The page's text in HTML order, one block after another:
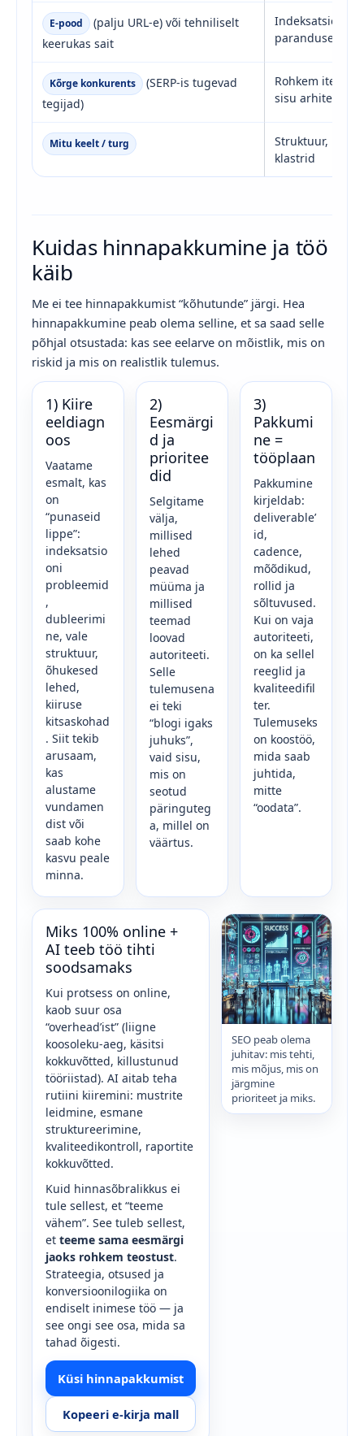
E-pood
(palju URL-e) või tehniliselt
keerukas sait
Indeksatsioon,
parandused
Kõrge konkurents
(SERP-is tugevad
tegijad)
Rohkem
sisu arhitektuur
Mitu keelt / turg
Struktuur,
klastrid
Kuidas hinnapakkumine ja töö
käib
Me ei tee hinnapakkumist “kõhutunde” järgi. Hea
hinnapakkumine peab olema selline, et sa saad selle
põhjal otsustada: kas see eelarve on mõistlik, mis on
riskid ja mis on realistlik tulemus.
1) Kiire
eeldiagn
oos
Vaatame
esmalt, kas
on
“punaseid
lippe”:
indeksatsio
oni
probleemid
,
dubleerimi
ne, vale
struktuur,
õhukesed
lehed,
kiiruse
kitsaskohad
. Siit tekib
arusaam,
kas
alustame
vundamen
dist või
saab kohe
kasvu peale
minna.
2)
Eesmärgi
d ja
prioritee
did
Selgitame
välja,
millised
lehed
peavad
müüma ja
millised
teemad
loovad
autoriteeti.
Selle
tulemusena
ei teki
“blogi igaks
juhuks”,
vaid sisu,
mis on
seotud
päringuteg
a, millel on
väärtus.
3)
Pakkumi
ne =
tööplaan
Pakkumine
kirjeldab:
deliverable’
id,
cadence,
mõõdikud,
rollid ja
sõltuvused.
Kui on vaja
autoriteeti,
on ka sellel
reeglid ja
kvaliteedifil
ter.
Tulemuseks
on koostöö,
mida saab
juhtida,
mitte
“oodata”.
Miks 100% online +
AI teeb töö tihti
soodsamaks
Kui protsess on online,
kaob suur osa
“overhead’ist” (liigne
koosoleku-aeg, käsitsi
kokkuvõtted, killustunud
tööriistad). AI aitab teha
rutiini kiiremini: mustrite
leidmine, esmane
struktureerimine,
kvaliteedikontroll, raportite
kokkuvõtted.
Kuid hinnasõbralikkus ei
tule sellest, et “teeme
vähem”. See tuleb sellest,
et teeme sama eesmärgi
jaoks rohkem teostust.
Strateegia, otsused ja
konversioonilogiika on
endiselt inimese töö — ja
see ongi see osa, mida sa
tahad õigesti.
Küsi hinnapakkumist
Kopeeri e-kirja mall
SEO peab olema
juhitav: mis tehti,
mis mõjus, mis on
järgmine
prioriteet ja miks.